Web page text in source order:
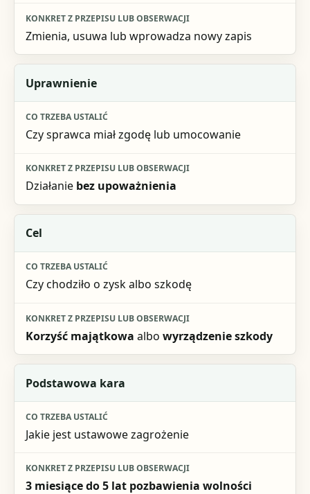
Zmienia, usuwa lub wprowadza nowy zapis
Uprawnienie
Czy sprawca miał zgodę lub umocowanie
Działanie bez upoważnienia
Cel
Czy chodziło o zysk albo szkodę
Korzyść majątkowa albo wyrządzenie szkody
Podstawowa kara
Jakie jest ustawowe zagrożenie
3 miesiące do 5 lat pozbawienia wolności